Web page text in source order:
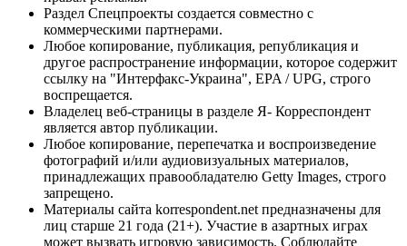
Раздел Спецпроекты создается совместно с
коммерческими партнерами.
Любое копирование, публикация, републикация и
другое распространение информации, которое содержит
ссылку на "Интерфакс-Украина", EPA / UPG, строго
воспрещается.
Владелец веб-страницы в разделе Я- Корреспондент
является автор публикации.
Любое копирование, перепечатка и воспроизведение
фотографий и/или аудиовизуальных материалов,
принадлежащих правообладателю Getty Images, строго
запрещено.
Материалы сайта korrespondent.net предназначены для
лиц старше 21 года (21+). Участие в азартных играх
может вызвать игровую зависимость. Соблюдайте